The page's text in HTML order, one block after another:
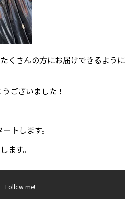
くさんの方にお届けできるように
ございました！
トします。
ます。
Follow me!